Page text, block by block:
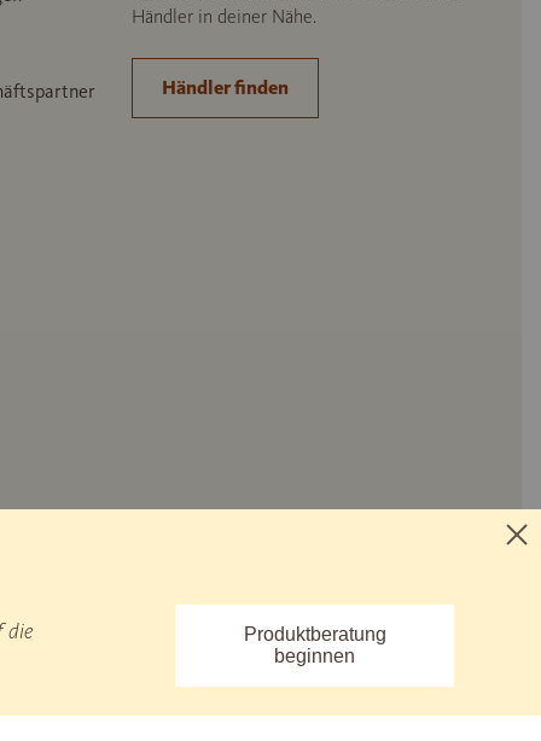
die
Produktberatung
beginnen
Händler in deiner Nähe.
Händler finden